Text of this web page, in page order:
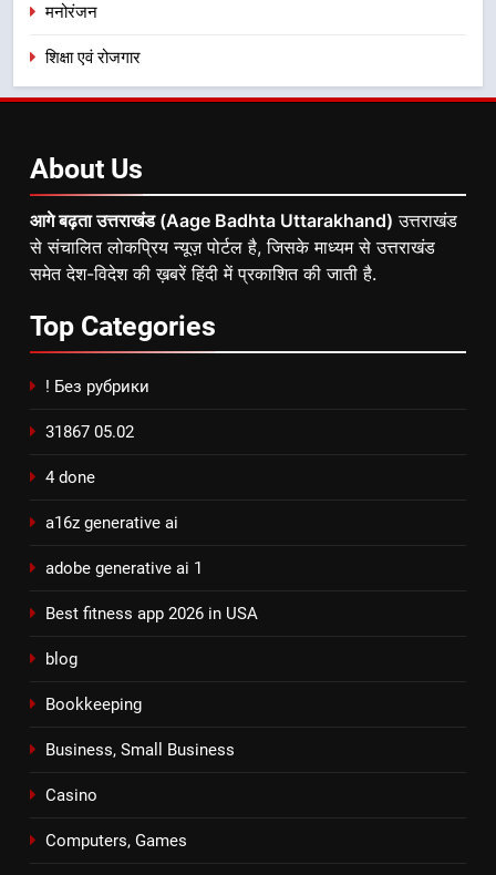
मनोरंजन
शिक्षा एवं रोजगार
About Us
आगे बढ़ता उत्तराखंड (Aage Badhta Uttarakhand) उत्तराखंड
से संचालित लोकप्रिय न्यूज़ पोर्टल है, जिसके माध्यम से उत्तराखंड
समेत देश-विदेश की ख़बरें हिंदी में प्रकाशित की जाती है.
Top Categories
! Без рубрики
31867 05.02
4 done
a16z generative ai
adobe generative ai 1
Best fitness app 2026 in USA
blog
Bookkeeping
Business, Small Business
Casino
Computers, Games